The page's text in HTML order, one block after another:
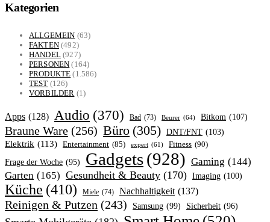
Kategorien
ALLGEMEIN (63)
FAKTEN(492)
HANDEL(927)
PERSONEN (164)
PRODUKTE (1.586)
TEST (126)
VORBILDER (1)
Apps (128) Audio (370) Bad (73) Beurer (64) Bitkom (107)
Braune Ware (256) Büro (305) DNT/FNT (103)
Elektrik (113) Entertainment (85) expert (61) Fitness (90)
Frage der Woche (95) Gadgets(928) Gaming (144)
Garten (165) Gesundheit & Beauty (170) Imaging (100)
Küche (410) Miele (74) Nachhaltigkeit (137)
Reinigen & Putzen (243) Samsung (99) Sicherheit (96)